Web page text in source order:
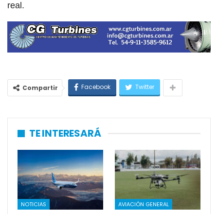
real.
Compartir Facebook Twitter
TE INTERESARÁ
NOTICIAS AVIACIÓN GENERAL